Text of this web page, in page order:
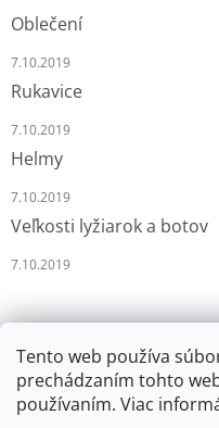
Tento web používa
prechádzaním tohto
používaním. Viac
Oblečení
7.10.2019
Rukavice
7.10.2019
Helmy
7.10.2019
Veľkosti lyžiarok a botov
7.10.2019